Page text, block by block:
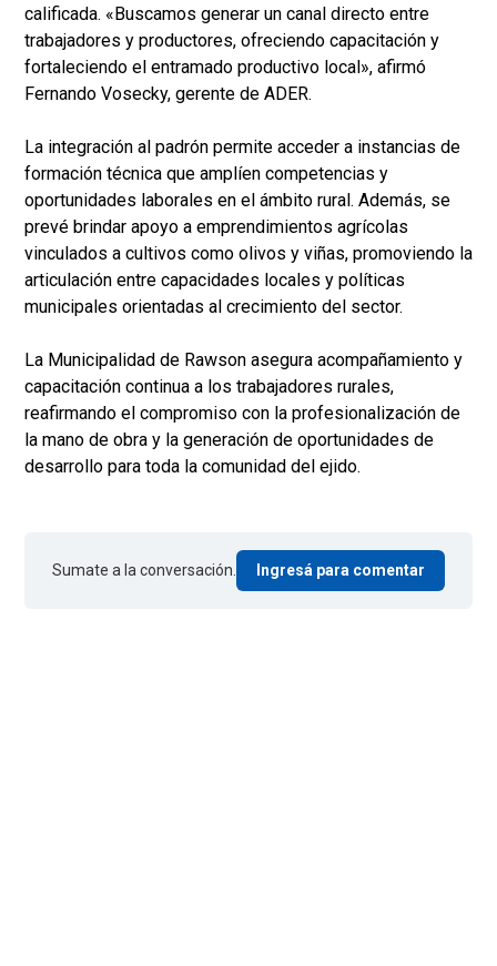
calificada. «Buscamos generar un canal directo entre
trabajadores y productores, ofreciendo capacitación y
fortaleciendo el entramado productivo local», afirmó
Fernando Vosecky, gerente de ADER.
La integración al padrón permite acceder a instancias de
formación técnica que amplíen competencias y
oportunidades laborales en el ámbito rural. Además, se
prevé brindar apoyo a emprendimientos agrícolas
vinculados a cultivos como olivos y viñas, promoviendo la
articulación entre capacidades locales y políticas
municipales orientadas al crecimiento del sector.
La Municipalidad de Rawson asegura acompañamiento y
capacitación continua a los trabajadores rurales,
reafirmando el compromiso con la profesionalización de
la mano de obra y la generación de oportunidades de
desarrollo para toda la comunidad del ejido.
Sumate a la conversación. Ingresá para comentar